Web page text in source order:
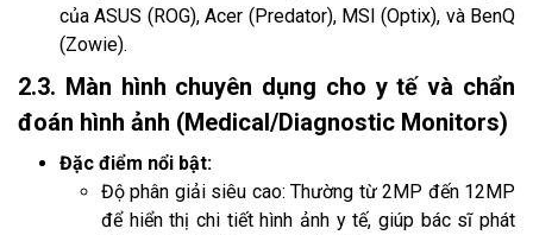
của ASUS (ROG), Acer (Predator), MSI (Optix), và BenQ
(Zowie).
2.3. Màn hình chuyên dụng cho y tế và chẩn
đoán hình ảnh (Medical/Diagnostic Monitors)
Đặc điểm nổi bật:
Độ phân giải siêu cao: Thường từ 2MP đến 12MP
để hiển thị chi tiết hình ảnh y tế, giúp bác sĩ phát